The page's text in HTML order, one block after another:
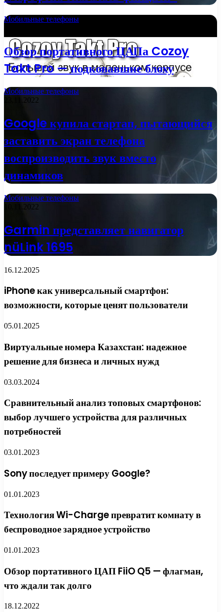
Мобильные телефоны
Обзор портативного ЦАПа Cozoy
Takt Pro — подковавшие блоху
Мобильные телефоны
23.11.2022
Google купила стартап, пытающийся
заставить экран телефона
воспроизводить звук вместо
динамиков
Мобильные телефоны
10.11.2022
Garmin представляет навигатор
nüLink 1695
16.12.2025
iPhone как универсальный смартфон:
возможности, которые ценят пользователи
05.01.2025
Виртуальные номера Казахстан: надежное
решение для бизнеса и личных нужд
03.03.2024
Сравнительный анализ топовых смартфонов:
выбор лучшего устройства для различных
потребностей
03.01.2023
Sony последует примеру Google?
01.01.2023
Технология Wi-Charge превратит комнату в
беспроводное зарядное устройство
01.01.2023
Обзор портативного ЦАП FiiO Q5 — флагман,
что ждали так долго
18.12.2022